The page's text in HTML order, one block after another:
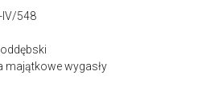
IV/548
majątkowe wygasły